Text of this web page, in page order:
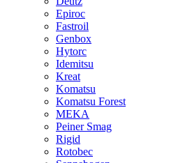
Epiroc
Fastroil
Genbox
Hytorc
Idemitsu
Kreat
Komatsu
Komatsu Forest
MEKA
Peiner Smag
Rigid
Rotobec